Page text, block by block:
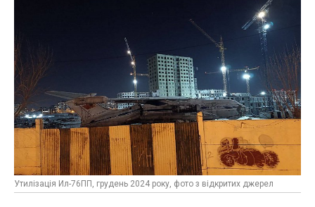
Утилізація Ил-76ПП, грудень 2024 року, фото з відкритих джерел